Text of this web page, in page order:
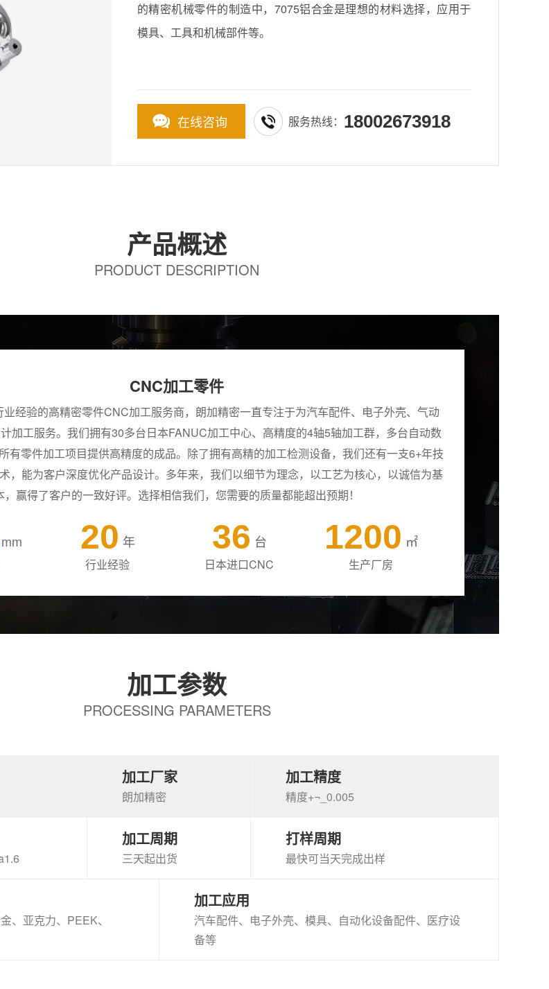
的精密机械零件的制造中，7075铝合金是理想的材料选择，应用于
模具、工具和机械部件等。
在线咨询 服务热线： 18002673918
产品概述
PRODUCT DESCRIPTION
CNC加工零件
经验的高精密零件CNC加工服务商，朗加精密一直专注于为汽车配件、电子外壳、气动
加工服务。我们拥有30多台日本FANUC加工中心、高精度的4轴5轴加工群，多台自动数
有零件加工项目提供高精度的成品。除了拥有高精的加工检测设备，我们还有一支6+年技
，能为客户深度优化产品设计。多年来，我们以细节为理念，以工艺为核心，以诚信为基
，赢得了客户的一致好评。选择相信我们，您需要的质量都能超出预期！
mm 20 年
行业经验
36 台
日本进口CNC
1200 ㎡
生产厂房
加工参数
PROCESSING PARAMETERS
加工厂家
朗加精密
加工精度
精度+¬_0.005
加工周期
三天起出货
打样周期
最快可当天完成出样
、亚克力、PEEK、
加工应用
汽车配件、电子外壳、模具、自动化设备配件、医疗设
备等